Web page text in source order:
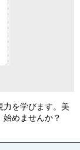
力を学びます。美
めませんか？